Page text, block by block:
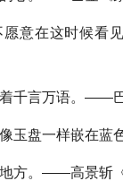
意在这时候看
千言万语。——巴
盘一样嵌在蓝
方。——高景斩《